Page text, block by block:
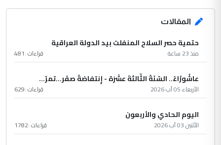
المقالات
حتمية حصر السلاح المنفلت بيد الدولة العراقية
منذ 23 ساعة قراءات :481
عاشُورْاءُ.. السّنَةُ الثّالثةَ عشَرَة - إِنتفاضةُ صفَر…تمرّ...
الأربعاء 05 آب 2026 قراءات :629
اليوم الحادي والأربعون
الأثنين 03 آب 2026 قراءات :1782